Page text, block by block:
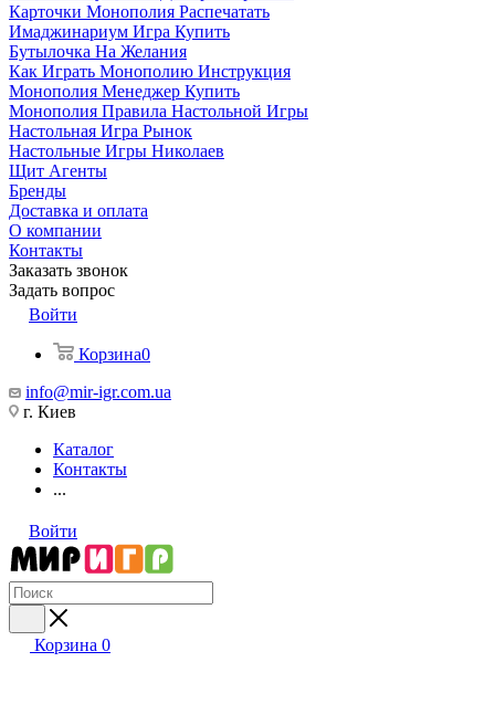
Карточки Монополия Распечатать
Имаджинариум Игра Купить
Бутылочка На Желания
Как Играть Монополию Инструкция
Монополия Менеджер Купить
Монополия Правила Настольной Игры
Настольная Игра Рынок
Настольные Игры Николаев
Щит Агенты
Бренды
Доставка и оплата
О компании
Контакты
Заказать звонок
Задать вопрос
Войти
Корзина0
info@mir-igr.com.ua
г. Киев
Каталог
Контакты
...
Войти
Корзина 0